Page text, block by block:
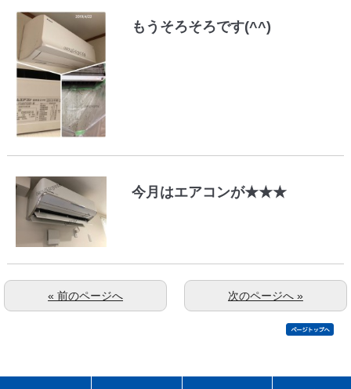
もうそろそろです(^^)
今月はエアコンが★★★
次のページへ »
« 前のページへ